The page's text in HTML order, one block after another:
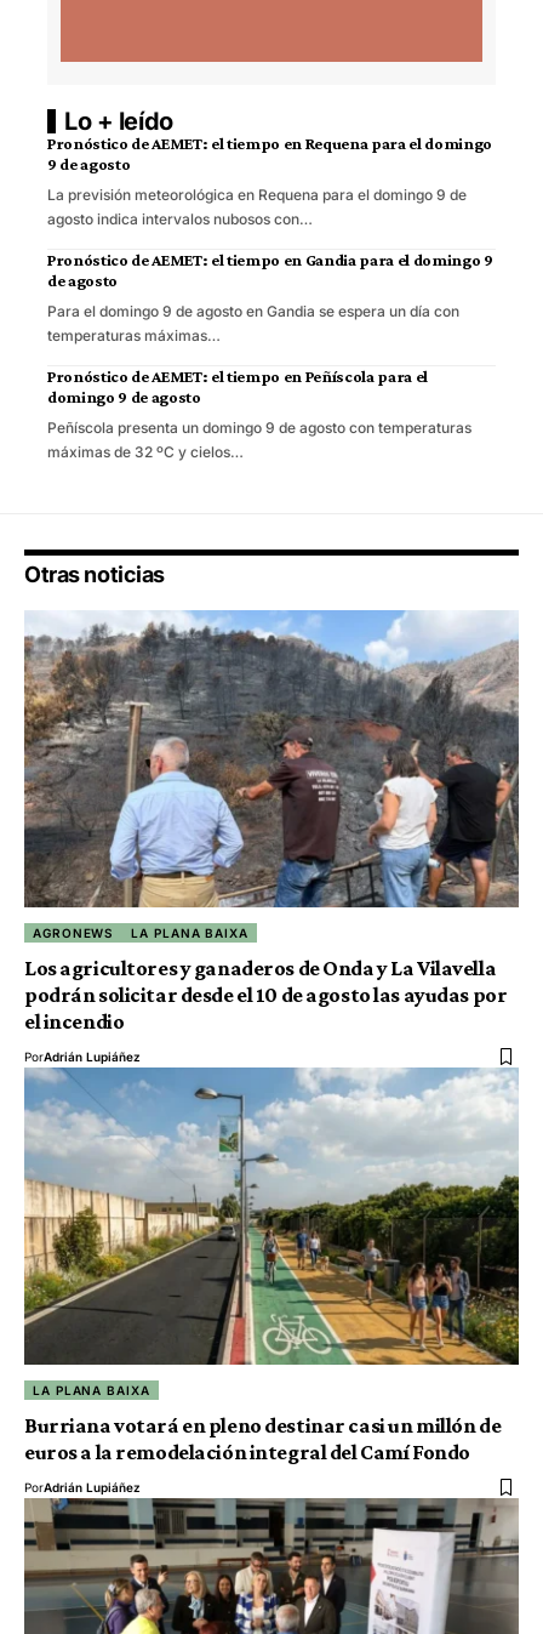
Lo + leído
Pronóstico de AEMET: el tiempo en Requena para el domingo
9 de agosto
La previsión meteorológica en Requena para el domingo 9 de
agosto indica intervalos nubosos con…
Pronóstico de AEMET: el tiempo en Gandia para el domingo 9
de agosto
Para el domingo 9 de agosto en Gandia se espera un día con
temperaturas máximas…
Pronóstico de AEMET: el tiempo en Peñíscola para el
domingo 9 de agosto
Peñíscola presenta un domingo 9 de agosto con temperaturas
máximas de 32 ºC y cielos…
Otras noticias
AGRONEWS LA PLANA BAIXA
Los agricultores y ganaderos de Onda y La Vilavella
podrán solicitar desde el 10 de agosto las ayudas por
el incendio
PorAdrián Lupiáñez
LA PLANA BAIXA
Burriana votará en pleno destinar casi un millón de
euros a la remodelación integral del Camí Fondo
PorAdrián Lupiáñez